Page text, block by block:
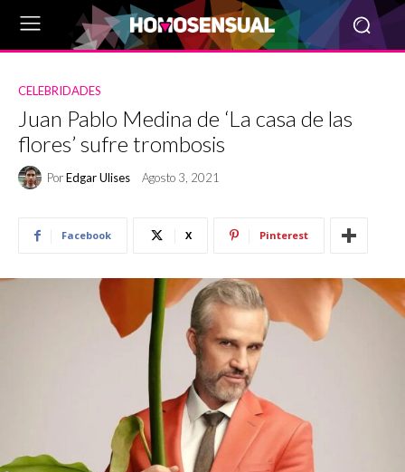
CELEBRIDADES
Juan Pablo Medina de ‘La casa de las
flores’ sufre trombosis
PorEdgar Ulises Agosto 3, 2021
Facebook X Pinterest